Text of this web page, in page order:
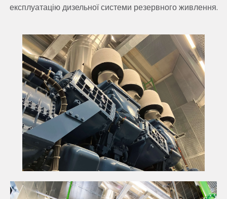
експлуатацію дизельної системи резервного живлення.